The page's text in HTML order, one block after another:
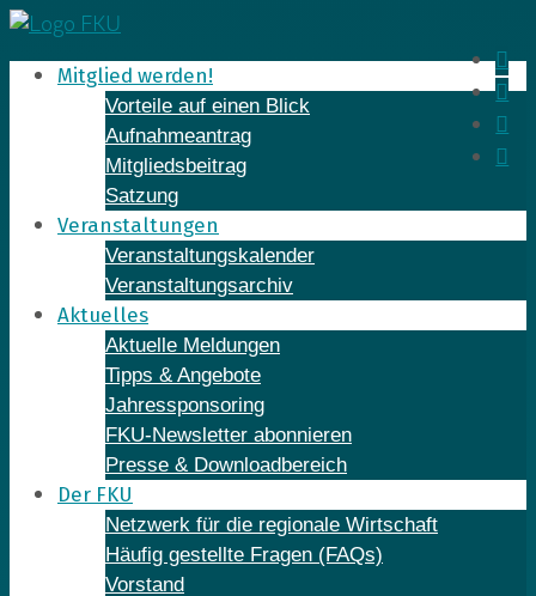
Skip
to
contentMitglied werden!
Vorteile auf einen Blick
Aufnahmeantrag
Mitgliedsbeitrag
Satzung
Veranstaltungen
Veranstaltungskalender
Veranstaltungsarchiv
Aktuelles
Aktuelle Meldungen
Tipps & Angebote
Jahressponsoring
FKU-Newsletter abonnieren
Presse & Downloadbereich
Der FKU
Netzwerk für die regionale Wirtschaft
Häufig gestellte Fragen (FAQs)
Vorstand